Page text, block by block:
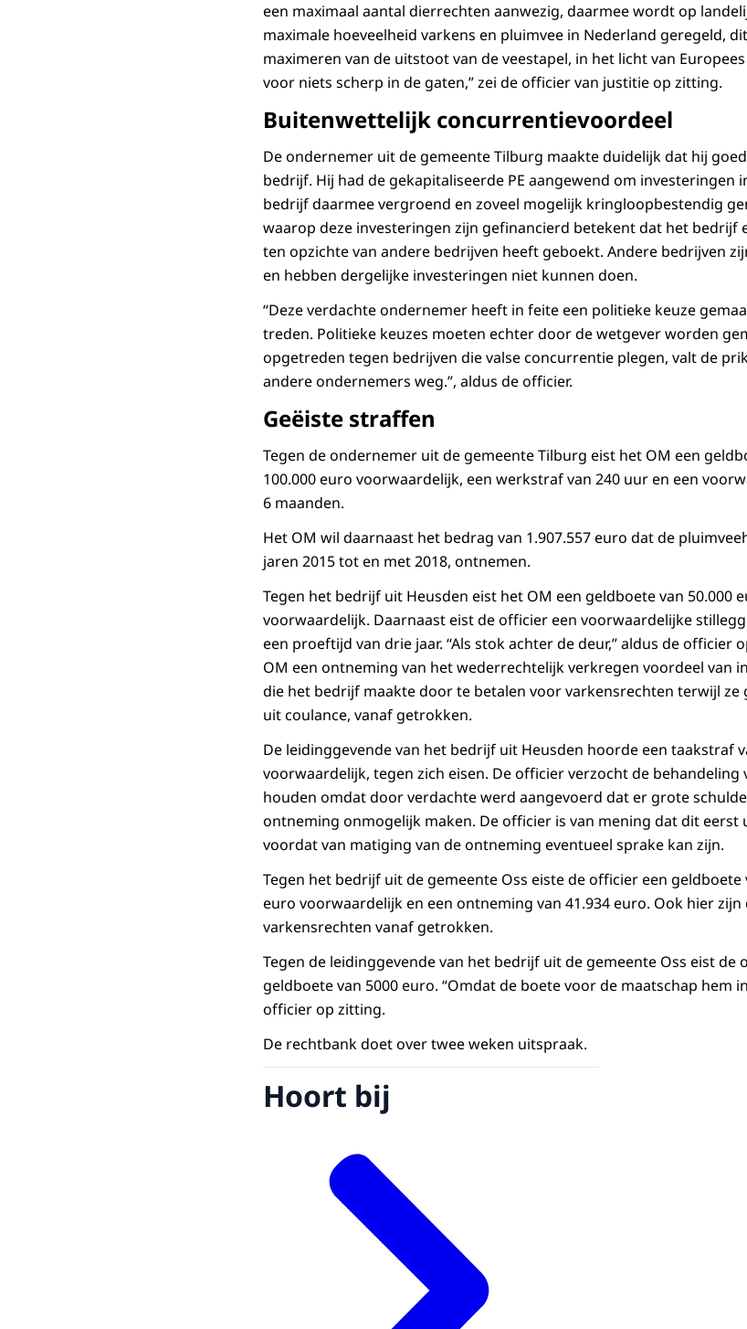
een maximaal aantal dierrechten aanwezig, daarmee wordt op
maximale hoeveelheid varkens en pluimvee in Nederland geregeld,
maximeren van de uitstoot van de veestapel, in het licht van
voor niets scherp in de gaten,” zei de officier van justitie op zitting.
Buitenwettelijk concurrentievoordeel
De ondernemer uit de gemeente Tilburg maakte duidelijk dat hij
bedrijf. Hij had de gekapitaliseerde PE aangewend om investeringen
bedrijf daarmee vergroend en zoveel mogelijk kringloopbestendig
waarop deze investeringen zijn gefinancierd betekent dat het
ten opzichte van andere bedrijven heeft geboekt. Andere bedrijven
en hebben dergelijke investeringen niet kunnen doen.
“Deze verdachte ondernemer heeft in feite een politieke keuze
treden. Politieke keuzes moeten echter door de wetgever worden
opgetreden tegen bedrijven die valse concurrentie plegen, valt de
andere ondernemers weg.”, aldus de officier.
Geëiste straffen
Tegen de ondernemer uit de gemeente Tilburg eist het OM een
100.000 euro voorwaardelijk, een werkstraf van 240 uur en een
6 maanden.
Het OM wil daarnaast het bedrag van 1.907.557 euro dat de
jaren 2015 tot en met 2018, ontnemen.
Tegen het bedrijf uit Heusden eist het OM een geldboete van 50.000
voorwaardelijk. Daarnaast eist de officier een voorwaardelijke
een proeftijd van drie jaar. “Als stok achter de deur,” aldus de officier
OM een ontneming van het wederrechtelijk verkregen voordeel van
die het bedrijf maakte door te betalen voor varkensrechten terwijl ze
uit coulance, vanaf getrokken.
De leidinggevende van het bedrijf uit Heusden hoorde een taakstraf
voorwaardelijk, tegen zich eisen. De officier verzocht de behandeling
houden omdat door verdachte werd aangevoerd dat er grote
ontneming onmogelijk maken. De officier is van mening dat dit
voordat van matiging van de ontneming eventueel sprake kan zijn.
Tegen het bedrijf uit de gemeente Oss eiste de officier een geldboete
euro voorwaardelijk en een ontneming van 41.934 euro. Ook hier
varkensrechten vanaf getrokken.
Tegen de leidinggevende van het bedrijf uit de gemeente Oss eist
geldboete van 5000 euro. “Omdat de boete voor de maatschap hem
officier op zitting.
De rechtbank doet over twee weken uitspraak.
Hoort bij